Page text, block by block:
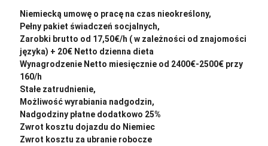
Niemiecką umowę o pracę na czas nieokreślony,
Pełny pakiet świadczeń socjalnych,
Zarobki brutto od 17,50€/h ( w zależności od znajomości
języka) + 20€ Netto dzienna dieta
Wynagrodzenie Netto miesięcznie od 2400€-2500€ przy
160/h
Stałe zatrudnienie,
Możliwość wyrabiania nadgodzin,
Nadgodziny płatne dodatkowo 25%
Zwrot kosztu dojazdu do Niemiec
Zwrot kosztu za ubranie robocze